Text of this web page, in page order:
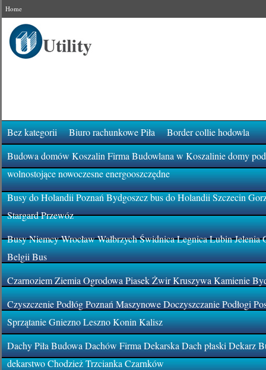
Home
Bez kategorii Biuro rachunkowe Piła
Border collie hodowla
Budowa domów Koszalin Firma Budowlana w Koszalinie domy
wolnostojące nowoczesne energooszczędne
Busy do Holandii Poznań Bydgoszcz bus do Holandii Szczecin
Stargard Przewóz
Busy Niemcy Wrocław Wałbrzych Świdnica Legnica Lubin
Belgii Bus
Czarnoziem Ziemia Ogrodowa Piasek Żwir Kruszywa Kamienie
Czyszczenie Podłóg Poznań Maszynowe Doczyszczanie Podłogi
Sprzątanie Gniezno Leszno Konin Kalisz
Dachy Piła Budowa Dachów Firma Dekarska Dach płaski Dekarz
dekarstwo Chodzież Trzcianka Czarnków